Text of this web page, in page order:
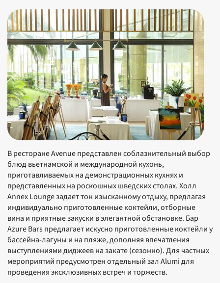
В ресторане Avenue представлен соблазнительный выбор
блюд вьетнамской и международной кухонь,
приготавливаемых на демонстрационных кухнях и
представленных на роскошных шведских столах. Холл
Annex Lounge задает тон изысканному отдыху, предлагая
индивидуально приготовленные коктейли, отборные
вина и приятные закуски в элегантной обстановке. Бар
Azure Bars предлагает искусно приготовленные коктейли у
бассейна-лагуны и на пляже, дополняя впечатления
выступлениями диджеев на закате (сезонно). Для частных
мероприятий предусмотрен отдельный зал Alumi для
проведения эксклюзивных встреч и торжеств.